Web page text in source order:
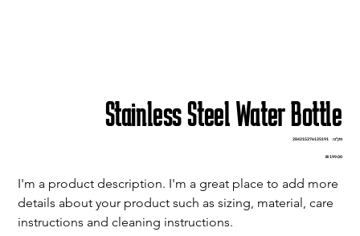
Stainless Steel Water Bottle
מק"ט:
מק"ט
284215376135191
מחיר‏199.00 ‏₪
I'm a product description. I'm a great place to add more
details about your product such as sizing, material, care
instructions and cleaning instructions.